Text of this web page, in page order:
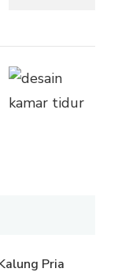
Pria